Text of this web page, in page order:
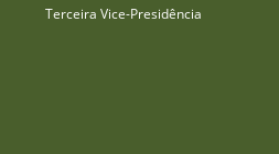
Terceira Vice-Presidência